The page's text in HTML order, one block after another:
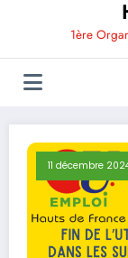
1ère
11 décembre